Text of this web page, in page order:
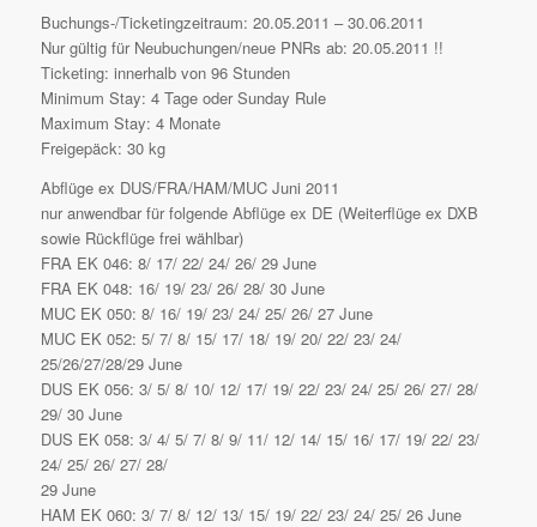
Buchungs-/Ticketingzeitraum: 20.05.2011 – 30.06.2011
Nur gültig für Neubuchungen/neue PNRs ab: 20.05.2011 !!
Ticketing: innerhalb von 96 Stunden
Minimum Stay: 4 Tage oder Sunday Rule
Maximum Stay: 4 Monate
Freigepäck: 30 kg
Abflüge ex DUS/FRA/HAM/MUC Juni 2011
nur anwendbar für folgende Abflüge ex DE (Weiterflüge ex DXB
sowie Rückflüge frei wählbar)
FRA EK 046: 8/ 17/ 22/ 24/ 26/ 29 June
FRA EK 048: 16/ 19/ 23/ 26/ 28/ 30 June
MUC EK 050: 8/ 16/ 19/ 23/ 24/ 25/ 26/ 27 June
MUC EK 052: 5/ 7/ 8/ 15/ 17/ 18/ 19/ 20/ 22/ 23/ 24/
25/26/27/28/29 June
DUS EK 056: 3/ 5/ 8/ 10/ 12/ 17/ 19/ 22/ 23/ 24/ 25/ 26/ 27/ 28/
29/ 30 June
DUS EK 058: 3/ 4/ 5/ 7/ 8/ 9/ 11/ 12/ 14/ 15/ 16/ 17/ 19/ 22/ 23/
24/ 25/ 26/ 27/ 28/
29 June
HAM EK 060: 3/ 7/ 8/ 12/ 13/ 15/ 19/ 22/ 23/ 24/ 25/ 26 June